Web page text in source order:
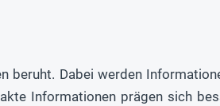
beruht. Dabei werden
Informationen prägen sich